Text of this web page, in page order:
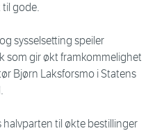
til gode.
sysselsetting speiler
som gir økt framkommelighet
Bjørn Laksforsmo i Statens
til økte bestillinger